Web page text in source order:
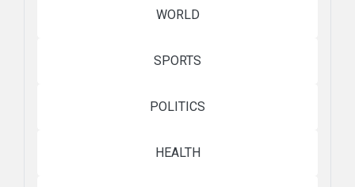
WORLD
SPORTS
POLITICS
HEALTH